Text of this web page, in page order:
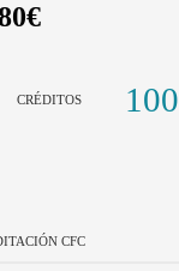
CRÉDITOS 100
CFC